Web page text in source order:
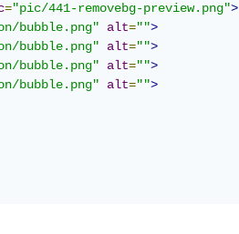
="pic/441-removebg-preview.png">
bubble.png" alt="">
bubble.png" alt="">
bubble.png" alt="">
bubble.png" alt="">